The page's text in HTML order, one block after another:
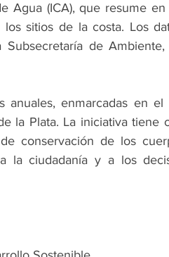
Agua (ICA), que resume
sitios de la costa. Los
de
anuales, enmarcadas en
la Plata. La iniciativa tiene
conservación de los
la ciudadanía y a los